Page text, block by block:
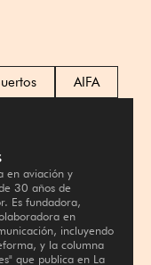
AIFA
en aviación y
30 años de
Es fundadora,
en
incluyendo
y la columna
que publica en La